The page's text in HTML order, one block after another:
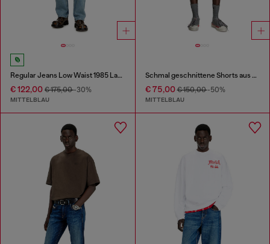
Regular Jeans Low Waist 1985 Larkee
€ 122,00 € 175,00-30%
MITTELBLAU
Schmal geschnittene Shorts aus Denim
€ 75,00€ 150,00-50%
MITTELBLAU